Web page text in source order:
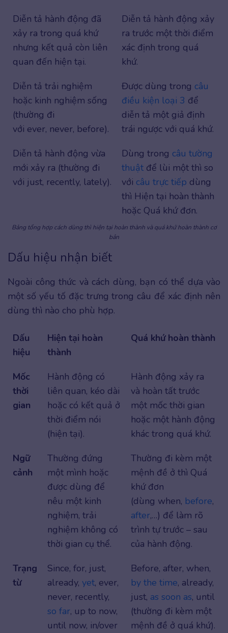
Diễn tả hành động đã
xảy ra trong quá khứ
nhưng kết quả còn liên
quan đến hiện tại.
Diễn tả hành động xảy
ra trước một thời điểm
xác định trong quá
khứ.
Diễn tả trải nghiệm
hoặc kinh nghiệm sống
(thường đi
với ever, never, before).
Được dùng trong câu
điều kiện loại 3 để
diễn tả một giả định
trái ngược với quá khứ.
Diễn tả hành động vừa
mới xảy ra (thường đi
với just, recently, lately).
Dùng trong câu tường
thuật để lùi một thì so
với câu trực tiếp dùng
thì Hiện tại hoàn thành
hoặc Quá khứ đơn.
Bảng tổng hợp cách dùng thì hiện tại hoàn thành và quá khứ hoàn thành cơ
bản
Dấu hiệu nhận biết
Ngoài công thức và cách dùng, bạn có thể dựa vào
một số yếu tố đặc trưng trong câu để xác định nên
dùng thì nào cho phù hợp.
Dấu
hiệu
Hiện tại hoàn
thành
Quá khứ hoàn thành
Mốc
thời
gian
Hành động có
liên quan, kéo dài
hoặc có kết quả ở
thời điểm nói
(hiện tại).
Hành động xảy ra
và hoàn tất trước
một mốc thời gian
hoặc một hành động
khác trong quá khứ.
Ngữ
cảnh
Thường đứng
một mình hoặc
được dùng để
nêu một kinh
nghiệm, trải
nghiệm không có
thời gian cụ thể.
Thường đi kèm một
mệnh đề ở thì Quá
khứ đơn
(dùng when, before,
after,…) để làm rõ
trình tự trước – sau
của hành động.
Trạng
từ
Since, for, just,
already, yet, ever,
never, recently,
so far, up to now,
until now, in/over
Before, after, when,
by the time, already,
just, as soon as, until
(thường đi kèm một
mệnh đề ở quá khứ).